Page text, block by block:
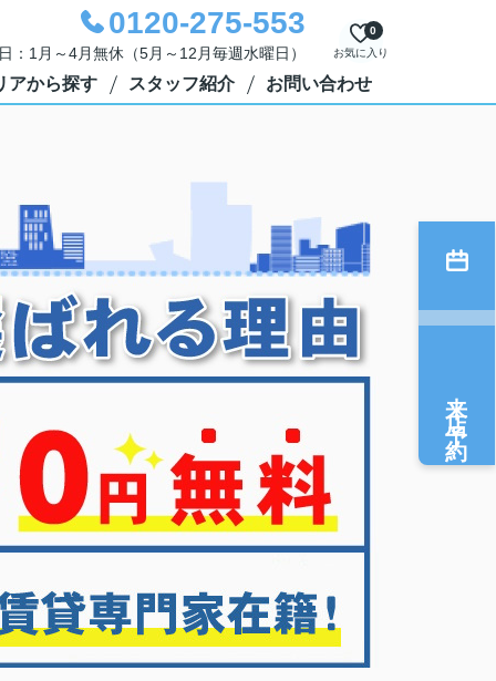
0120-275-553
1月～4月無休（5月～12月毎週水曜日） お気に入り
0
アから探す スタッフ紹介 お問い合わせ
来店予約